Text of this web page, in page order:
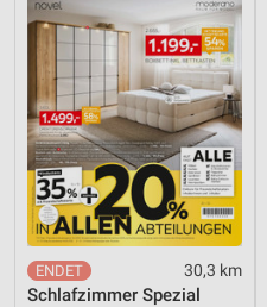
30,3 km
Schlafzimmer Spezial